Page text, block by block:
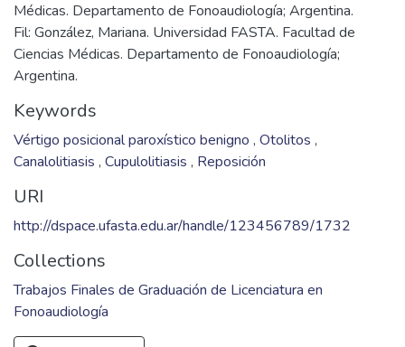
Médicas. Departamento de Fonoaudiología; Argentina.
Fil: González, Mariana. Universidad FASTA. Facultad de
Ciencias Médicas. Departamento de Fonoaudiología;
Argentina.
Keywords
Vértigo posicional paroxístico benigno , Otolitos ,
Canalolitiasis , Cupulolitiasis , Reposición
URI
http://dspace.ufasta.edu.ar/handle/123456789/1732
Collections
Trabajos Finales de Graduación de Licenciatura en
Fonoaudiología